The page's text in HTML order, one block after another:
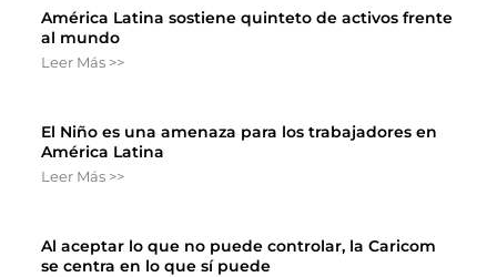
América Latina sostiene quinteto de activos frente
al mundo
Leer Más >>
El Niño es una amenaza para los trabajadores en
América Latina
Leer Más >>
Al aceptar lo que no puede controlar, la Caricom
se centra en lo que sí puede